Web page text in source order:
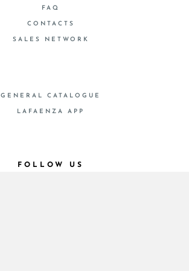
FAQ
CONTACTS
SALES NETWORK
GENERAL CATALOGUE
LAFAENZA APP
FOLLOW US